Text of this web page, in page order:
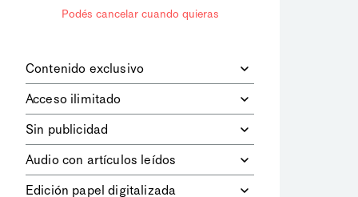
Podés cancelar cuando quieras
Contenido exclusivo
digitales dela diaria
los contenidos de Le Monde
diplomatique.
Acceso ilimitado
contenidos.
Sin publicidad
publicitarios.
Audio con artículos leídos
Edición papel digitalizada